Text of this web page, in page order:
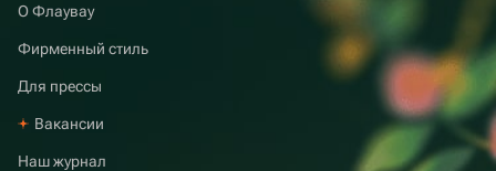
О Флаувау
Фирменный стиль
Для прессы
Вакансии
Наш журнал